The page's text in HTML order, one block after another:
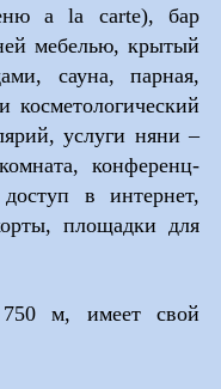
a la carte), бар
мебелью, крытый
сауна, парная,
услуги няни –
конференц-
в интернет,
площадки для
750 м, имеет свой